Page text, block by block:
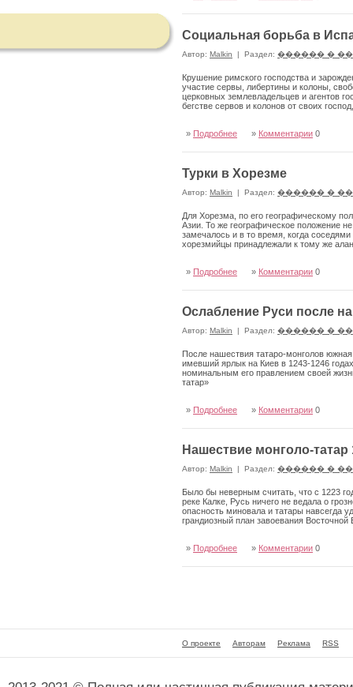
Социальная борьба в
Автор: Malkin | Раздел: ������ �
Крушение римского господства и
участие сервы, либертины и колоны,
церковных землевладельцев и агентов
бегстве сервов и колонов от своих
» Подробнее » Комментарии 0
Турки в Хорезме
Автор: Malkin | Раздел: ������ �
Для Хорезма, по его географическо­му
Азии. То же географическое положение
замечалось и в то время, когда
хорезмийцы принадлежали к тому же
» Подробнее » Комментарии 0
Ослабление Руси после
Автор: Malkin | Раздел: ������ �
После нашествия татаро-монголов
имевший ярлык на Киев в 1243-1246
номинальным его правлением своей
татар»
» Подробнее » Комментарии 0
Нашествие монголо-татар
Автор: Malkin | Раздел: ������ �
Было бы неверным считать, что с 1223
реке Калке, Русь ничего не ведала о
опасность миновала и татары навсегда
грандиозный план завоевания Восточной
» Подробнее » Комментарии 0
О проекте Авторам Реклама RSS